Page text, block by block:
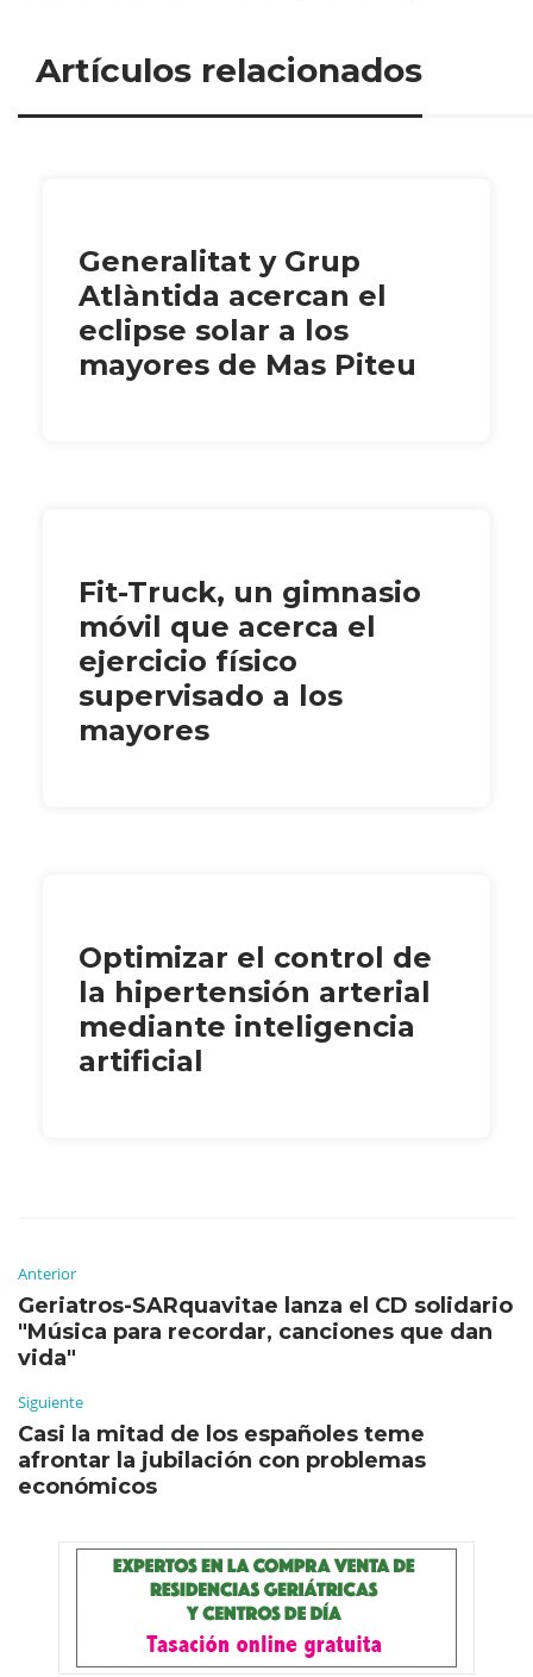
Artículos relacionados
Generalitat y Grup
Atlàntida acercan el
eclipse solar a los
mayores de Mas Piteu
Fit-Truck, un gimnasio
móvil que acerca el
ejercicio físico
supervisado a los
mayores
Optimizar el control de
la hipertensión arterial
mediante inteligencia
artificial
Anterior
Geriatros-SARquavitae lanza el CD solidario
"Música para recordar, canciones que dan
vida"
Siguiente
Casi la mitad de los españoles teme
afrontar la jubilación con problemas
económicos